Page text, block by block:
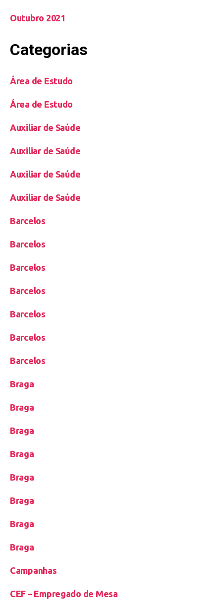
Outubro 2021
Categorias
Área de Estudo
Área de Estudo
Auxiliar de Saúde
Auxiliar de Saúde
Auxiliar de Saúde
Auxiliar de Saúde
Barcelos
Barcelos
Barcelos
Barcelos
Barcelos
Barcelos
Barcelos
Braga
Braga
Braga
Braga
Braga
Braga
Braga
Braga
Campanhas
CEF – Empregado de Mesa